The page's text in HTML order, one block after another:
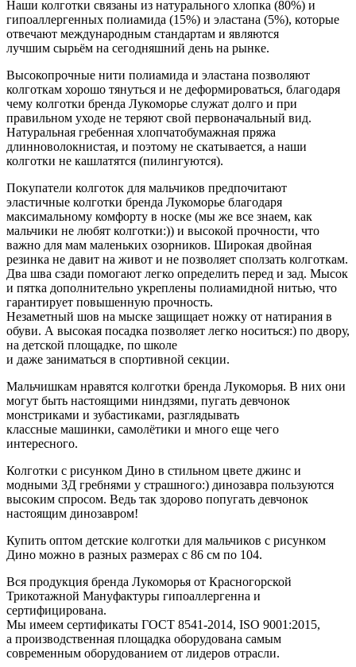
Наши колготки связаны из натурального хлопка (80%) и
гипоаллергенных полиамида (15%) и эластана (5%), которые
отвечают международным стандартам и являются
лучшим сырьём на сегодняшний день на рынке.
Высокопрочные нити полиамида и эластана позволяют
колготкам хорошо тянуться и не деформироваться, благодаря
чему колготки бренда Лукоморье служат долго и при
правильном уходе не теряют свой первоначальный вид.
Натуральная гребенная хлопчатобумажная пряжа
длинноволокнистая, и поэтому не скатывается, а наши
колготки не кашлатятся (пилингуются).
Покупатели колготок для мальчиков предпочитают
эластичные колготки бренда Лукоморье благодаря
максимальному комфорту в носке (мы же все знаем, как
мальчики не любят колготки:)) и высокой прочности, что
важно для мам маленьких озорников. Широкая двойная
резинка не давит на живот и не позволяет сползать колготкам.
Два шва сзади помогают легко определить перед и зад. Мысок
и пятка дополнительно укреплены полиамидной нитью, что
гарантирует повышенную прочность.
Незаметный шов на мыске защищает ножку от натирания в
обуви. А высокая посадка позволяет легко носиться:) по двору,
на детской площадке, по школе
и даже заниматься в спортивной секции.
Мальчишкам нравятся колготки бренда Лукоморья. В них они
могут быть настоящими ниндзями, пугать девчонок
монстриками и зубастиками, разглядывать
классные машинки, самолётики и много еще чего
интересного.
Колготки с рисунком Дино в стильном цвете джинс и
модными 3Д гребнями у страшного:) динозавра пользуются
высоким спросом. Ведь так здорово попугать девчонок
настоящим динозавром!
Купить оптом детские колготки для мальчиков с рисунком
Дино можно в разных размерах с 86 см по 104.
Вся продукция бренда Лукоморья от Красногорской
Трикотажной Мануфактуры гипоаллергенна и
сертифицирована.
Мы имеем сертификаты ГОСТ 8541-2014, ISO 9001:2015,
а производственная площадка оборудована самым
современным оборудованием от лидеров отрасли.